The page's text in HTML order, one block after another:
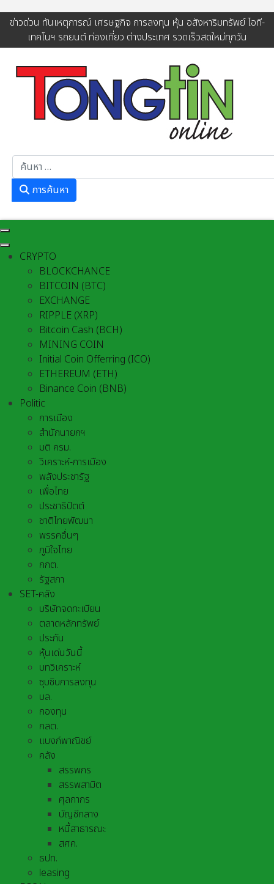
ข่าวด่วน ทันเหตุการณ์ เศรษฐกิจ การลงทุน หุ้น อสังหาริมทรัพย์ ไอที-
เทคโนฯ รถยนต์ ท่องเที่ยว ต่างประเทศ รวดเร็วสดใหม่ทุกวัน
การค้นหา
CRYPTO
BLOCKCHANCE
BITCOIN (BTC)
EXCHANGE
RIPPLE (XRP)
Bitcoin Cash (BCH)
MINING COIN
Initial Coin Offerring (ICO)
ETHEREUM (ETH)
Binance Coin (BNB)
Politic
การเมือง
สำนักนายกฯ
มติ ครม.
วิเคราะห์-การเมือง
พลังประชารัฐ
เพื่อไทย
ประชาธิปัตต์
ชาติไทยพัฒนา
พรรคอื่นๆ
ภูมิใจไทย
กกต.
รัฐสภา
SET-คลัง
บริษัทจดทะเบียน
ตลาดหลักทรัพย์
ประกัน
หุ้นเด่นวันนี้
บทวิเคราะห์
ซุบซิบการลงทุน
บล.
กองทุน
กลต.
แบงก์พาณิชย์
คลัง
สรรพกร
สรรพสามิต
ศุลกากร
บัญชีกลาง
หนี้สาธารณะ
สศค.
ธปท.
leasing